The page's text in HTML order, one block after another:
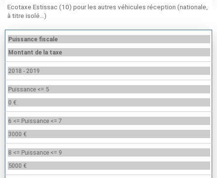
Ecotaxe Estissac (10) pour les autres véhicules réception (nationale,
à titre isolé…)
Puissance fiscale
Montant de la taxe
2018 - 2019
Puissance <= 5
0 €
6 <= Puissance <= 7
3000 €
8 <= Puissance <= 9
5000 €